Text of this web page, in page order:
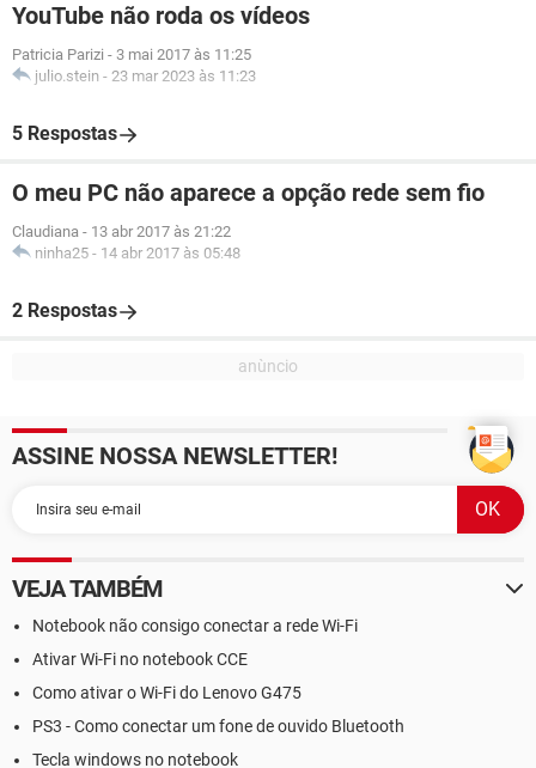
YouTube não roda os vídeos
Patricia Parizi - 3 mai 2017 às 11:25
julio.stein - 23 mar 2023 às 11:23
5 Respostas
O meu PC não aparece a opção rede sem fio
Claudiana - 13 abr 2017 às 21:22
ninha25 - 14 abr 2017 às 05:48
2 Respostas
ASSINE NOSSA NEWSLETTER!
VEJA TAMBÉM
Notebook não consigo conectar a rede Wi-Fi
Ativar Wi-Fi no notebook CCE
Como ativar o Wi-Fi do Lenovo G475
PS3 - Como conectar um fone de ouvido Bluetooth
Tecla windows no notebook